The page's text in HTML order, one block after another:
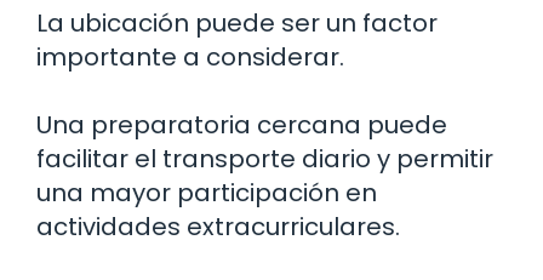
La ubicación puede ser un factor
importante a considerar.
Una preparatoria cercana puede
facilitar el transporte diario y permitir
una mayor participación en
actividades extracurriculares.